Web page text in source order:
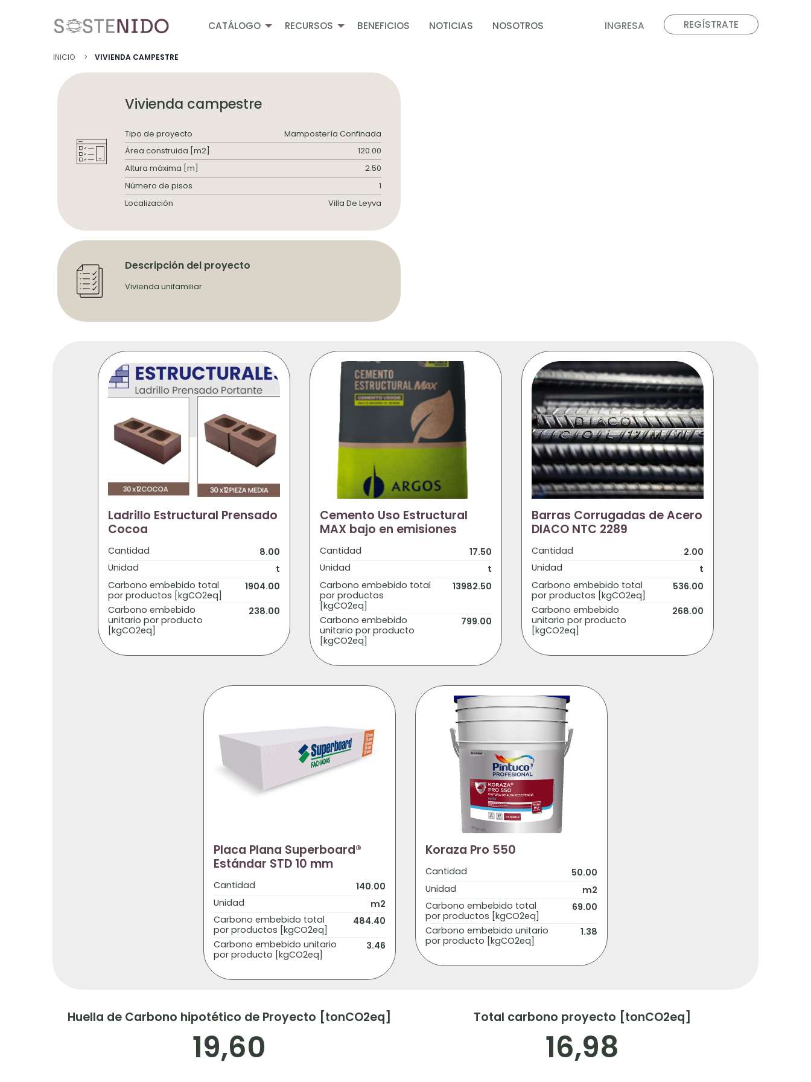
CATÁLOGO RECURSOS BENEFICIOS NOTICIAS NOSOTROS INGRESA REGÍSTRATE
Ruta de navegación
INICIO VIVIENDA CAMPESTRE
Vivienda campestre
Tipo de proyecto
Mampostería Confinada
Área construida [m2]
120.00
Altura máxima [m]
2.50
Número de pisos
1
Localización
Villa De Leyva
Descripción del proyecto
Vivienda unifamiliar
Ladrillo Estructural Prensado
Cocoa
Cantidad
8.00
Unidad
t
Carbono embebido total
por productos [kgCO2eq]
1904.00
Carbono embebido
unitario por producto
[kgCO2eq]
238.00
Cemento Uso Estructural
MAX bajo en emisiones
Cantidad
17.50
Unidad
t
Carbono embebido total
por productos
[kgCO2eq]
13982.50
Carbono embebido
unitario por producto
[kgCO2eq]
799.00
Barras Corrugadas de Acero
DIACO NTC 2289
Cantidad
2.00
Unidad
t
Carbono embebido total
por productos [kgCO2eq]
536.00
Carbono embebido
unitario por producto
[kgCO2eq]
268.00
Placa Plana Superboard®
Estándar STD 10 mm
Cantidad
140.00
Unidad
m2
Carbono embebido total
por productos [kgCO2eq]
484.40
Carbono embebido unitario
por producto [kgCO2eq]
3.46
Koraza Pro 550
Cantidad
50.00
Unidad
m2
Carbono embebido total
por productos [kgCO2eq]
69.00
Carbono embebido unitario
por producto [kgCO2eq]
1.38
Huella de Carbono hipotético de Proyecto [tonCO2eq]
19,60
Total carbono proyecto [tonCO2eq]
16,98